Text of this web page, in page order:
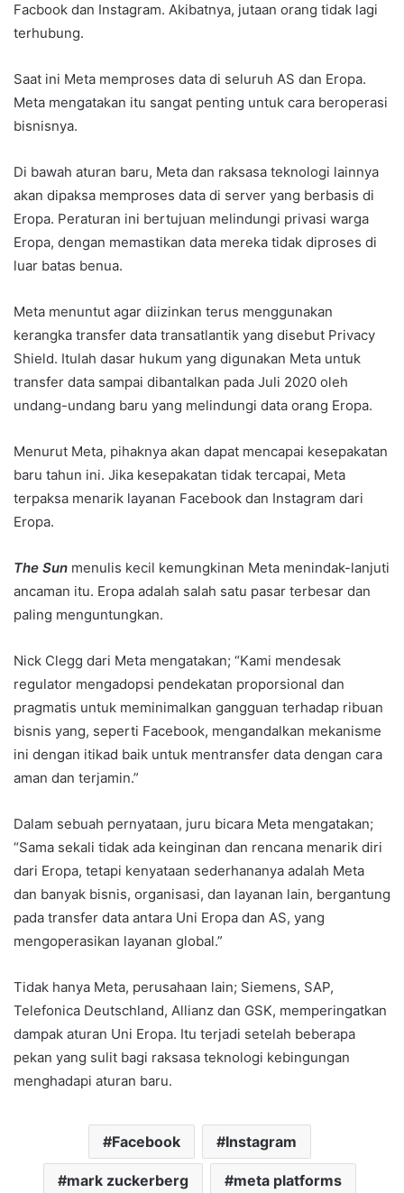
Facbook dan Instagram. Akibatnya, jutaan orang tidak lagi
terhubung.
Saat ini Meta memproses data di seluruh AS dan Eropa.
Meta mengatakan itu sangat penting untuk cara beroperasi
bisnisnya.
Di bawah aturan baru, Meta dan raksasa teknologi lainnya
akan dipaksa memproses data di server yang berbasis di
Eropa. Peraturan ini bertujuan melindungi privasi warga
Eropa, dengan memastikan data mereka tidak diproses di
luar batas benua.
Meta menuntut agar diizinkan terus menggunakan
kerangka transfer data transatlantik yang disebut Privacy
Shield. Itulah dasar hukum yang digunakan Meta untuk
transfer data sampai dibantalkan pada Juli 2020 oleh
undang-undang baru yang melindungi data orang Eropa.
Menurut Meta, pihaknya akan dapat mencapai kesepakatan
baru tahun ini. Jika kesepakatan tidak tercapai, Meta
terpaksa menarik layanan Facebook dan Instagram dari
Eropa.
The Sun menulis kecil kemungkinan Meta menindak-lanjuti
ancaman itu. Eropa adalah salah satu pasar terbesar dan
paling menguntungkan.
Nick Clegg dari Meta mengatakan; “Kami mendesak
regulator mengadopsi pendekatan proporsional dan
pragmatis untuk meminimalkan gangguan terhadap ribuan
bisnis yang, seperti Facebook, mengandalkan mekanisme
ini dengan itikad baik untuk mentransfer data dengan cara
aman dan terjamin.”
Dalam sebuah pernyataan, juru bicara Meta mengatakan;
“Sama sekali tidak ada keinginan dan rencana menarik diri
dari Eropa, tetapi kenyataan sederhananya adalah Meta
dan banyak bisnis, organisasi, dan layanan lain, bergantung
pada transfer data antara Uni Eropa dan AS, yang
mengoperasikan layanan global.”
Tidak hanya Meta, perusahaan lain; Siemens, SAP,
Telefonica Deutschland, Allianz dan GSK, memperingatkan
dampak aturan Uni Eropa. Itu terjadi setelah beberapa
pekan yang sulit bagi raksasa teknologi kebingungan
menghadapi aturan baru.
Facebook Instagram
mark zuckerberg meta platforms